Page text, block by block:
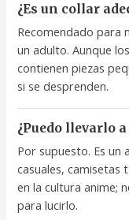
¿Es un collar
Recomendado para
un adulto. Aunque
contienen piezas
si se desprenden.
¿Puedo llevarlo
Por supuesto. Es un
casuales,
en la cultura anime;
para lucirlo.